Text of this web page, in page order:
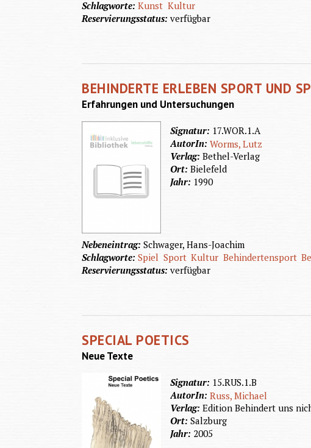
Schlagworte:Kunst Kultur
Reservierungsstatus:verfügbar
BEHINDERTE ERLEBEN SPORT UND
Erfahrungen und Untersuchungen
Signatur: 17.WOR.1.A
AutorIn:Worms, Lutz
Verlag:Bethel-Verlag
Ort:Bielefeld
Jahr: 1990
Nebeneintrag:Schwager, Hans-Joachim
Schlagworte:Spiel Sport Kultur Behindertensport
Reservierungsstatus:verfügbar
SPECIAL POETICS
Neue Texte
Signatur: 15.RUS.1.B
AutorIn:Russ, Michael
Verlag:Edition Behindert uns
Ort:Salzburg
Jahr: 2005